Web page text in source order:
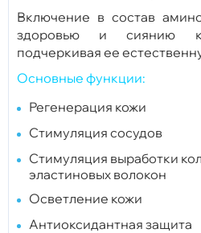
Включение в состав
здоровью и сиянию
подчеркивая ее
Основные функции:
Регенерация кожи
Стимуляция сосудов
Стимуляция выработки
эластиновых волокон
Осветление кожи
Антиоксидантная защита